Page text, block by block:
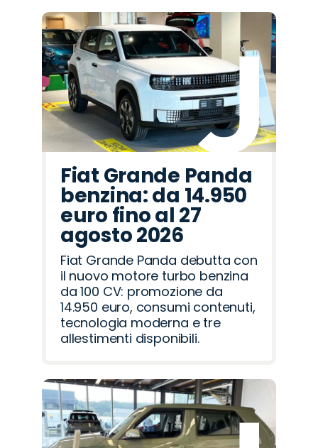
Fiat Grande Panda
benzina: da 14.950
euro fino al 27
agosto 2026
Fiat Grande Panda debutta con
il nuovo motore turbo benzina
da 100 CV: promozione da
14.950 euro, consumi contenuti,
tecnologia moderna e tre
allestimenti disponibili.